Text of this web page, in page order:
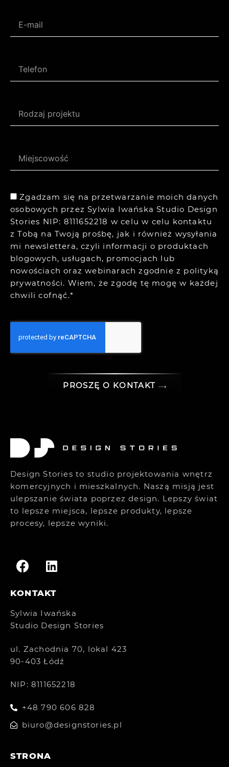
Zgadzam się na przetwarzanie moich danych
osobowych przez Sylwia Iwańska Studio Design
Stories NIP: 8111652218 w celu w celu kontaktu
z Tobą na Twoją prośbę, jak i również wysyłania
mi newslettera, czyli informacji o produktach
blogowych, usługach, promocjach lub
nowościach oraz webinarach zgodnie z polityką
prywatności. Wiem, że zgodę tę mogę w każdej
chwili cofnąć.*
PROSZĘ O KONTAKT
Design Stories to studio projektowania wnętrz
komercyjnych i mieszkalnych. Naszą misją jest
ulepszanie świata poprzez design. Lepszy świat
to lepsze miejsca, lepsze produkty, lepsze
procesy, lepsze wyniki.
KONTAKT
Sylwia Iwańska
Studio Design Stories
ul. Zachodnia 70, lokal 423
90-403 Łódź
NIP: 8111652218
+48 790 606 828
biuro@designstories.pl
STRONA